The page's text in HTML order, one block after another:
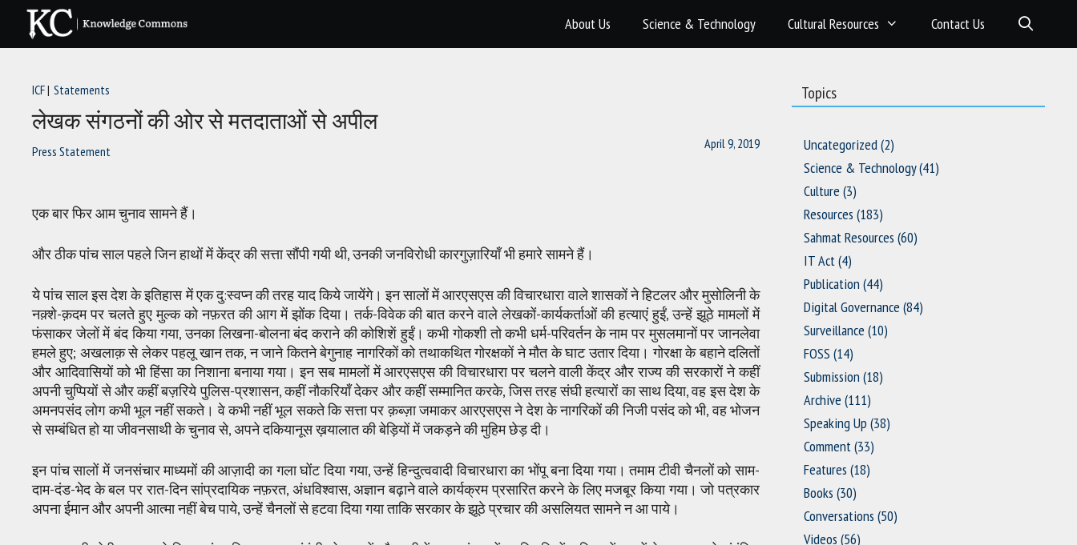
content
About Us Science & Technology Cultural Resources Contact Us
ICF Statements
लेखक संगठनों की ओर से मतदाताओं से अपील
Press Statement April 9, 2019
एक बार फिर आम चुनाव सामने हैं।
और ठीक पांच साल पहले जिन हाथों में केंद्र की सत्ता सौंपी गयी थी, उनकी जनविरोधी कारगुज़ारियाँ भी हमारे सामने हैं।
ये पांच साल इस देश के इतिहास में एक दु:स्वप्न की तरह याद किये जायेंगे। इन सालों में आरएसएस की विचारधारा वाले शासकों ने हिटलर और मुसोलिनी के
नक़्शे-क़दम पर चलते हुए मुल्क को नफ़रत की आग में झोंक दिया। तर्क-विवेक की बात करने वाले लेखकों-कार्यकर्ताओं की हत्याएं हुईं, उन्हें झूठे मामलों में
फंसाकर जेलों में बंद किया गया, उनका लिखना-बोलना बंद कराने की कोशिशें हुईं। कभी गोकशी तो कभी धर्म-परिवर्तन के नाम पर मुसलमानों पर जानलेवा
हमले हुए; अखलाक़ से लेकर पहलू खान तक, न जाने कितने बेगुनाह नागरिकों को तथाकथित गोरक्षकों ने मौत के घाट उतार दिया। गोरक्षा के बहाने दलितों
और आदिवासियों को भी हिंसा का निशाना बनाया गया। इन सब मामलों में आरएसएस की विचारधारा पर चलने वाली केंद्र और राज्य की सरकारों ने कहीं
अपनी चुप्पियों से और कहीं बज़रिये पुलिस-प्रशासन, कहीं नौकरियाँ देकर और कहीं सम्मानित करके, जिस तरह संघी हत्यारों का साथ दिया, वह इस देश के
अमनपसंद लोग कभी भूल नहीं सकते। वे कभी नहीं भूल सकते कि सत्ता पर क़ब्ज़ा जमाकर आरएसएस ने देश के नागरिकों की निजी पसंद को भी, वह भोजन
से सम्बंधित हो या जीवनसाथी के चुनाव से, अपने दकियानूस ख़यालात की बेड़ियों में जकड़ने की मुहिम छेड़ दी।
इन पांच सालों में जनसंचार माध्यमों की आज़ादी का गला घोंट दिया गया, उन्हें हिन्दुत्ववादी विचारधारा का भोंपू बना दिया गया। तमाम टीवी चैनलों को साम-
दाम-दंड-भेद के बल पर रात-दिन सांप्रदायिक नफ़रत, अंधविश्वास, अज्ञान बढ़ाने वाले कार्यक्रम प्रसारित करने के लिए मजबूर किया गया। जो पत्रकार
अपना ईमान और अपनी आत्मा नहीं बेच पाये, उन्हें चैनलों से हटवा दिया गया ताकि सरकार के झूठे प्रचार की असलियत सामने न आ पाये।
Topics
Uncategorized(2)
Science & Technology(41)
Culture (3)
Resources (183)
Sahmat Resources (60)
IT Act(4)
Publication (44)
Digital Governance (84)
Surveillance (10)
FOSS (14)
Submission (18)
Archive (111)
Speaking Up (38)
Comment(33)
Features (18)
Books (30)
Conversations (50)
Videos (56)